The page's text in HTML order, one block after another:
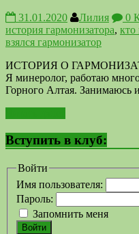
31.01.2020 Лилия 0
история гармонизатора, кто
взялся гармонизатор
ИСТОРИЯ О
Я минеролог, работаю
Горного Алтая. Занимаюсь
Вступить в клуб:
Войти
Имя пользователя:
Пароль:
Запомнить меня
Войти